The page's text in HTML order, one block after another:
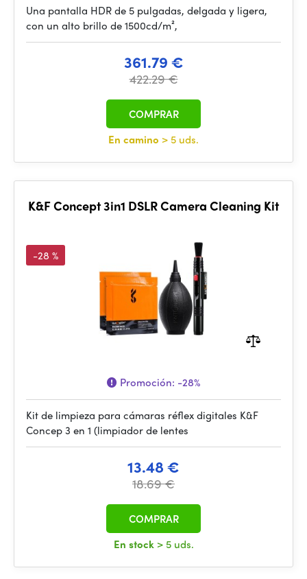
Una pantalla HDR de 5 pulgadas, delgada y ligera,
con un alto brillo de 1500cd/m²,
361.79 €
422.29 €
En camino > 5 uds.
COMPRAR
K&F Concept 3in1 DSLR Camera Cleaning Kit
-28 %
Promoción: -28%
Kit de limpieza para cámaras réflex digitales K&F
Concep 3 en 1 (limpiador de lentes
13.48 €
18.69 €
En stock > 5 uds.
COMPRAR